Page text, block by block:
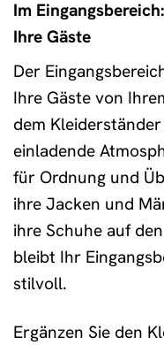
Im
Ihre Gäste
Der
Ihre Gäste von
dem
einladende
für Ordnung und
ihre Jacken und
ihre Schuhe auf
bleibt Ihr
stilvoll.
Ergänzen Sie den